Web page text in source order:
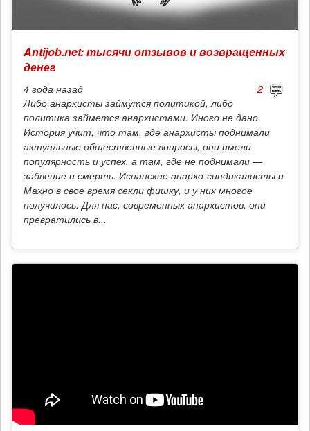
Antijob.net: тысячи отзывов и возвращенных
денег
4 года назад
2
Либо анархисты займутся политикой, либо
политика займется анархистами. Иного не дано.
История учит, что там, где анархисты поднимали
актуальные общественные вопросы, они имели
популярность и успех, а там, где не поднимали —
забвение и смерть. Испанские анархо-синдикалисты и
Махно в свое время секли фишку, и у них многое
получилось. Для нас, современных анархистов, они
превратились в...